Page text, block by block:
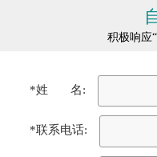
积极响应
*姓 名:
*联系电话: